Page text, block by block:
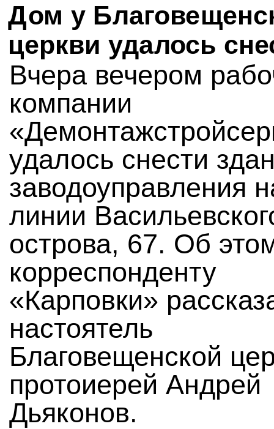
Дом у
церкви удалось
Вчера вечером
компании
удалось снести
заводоуправления
линии
острова, 67. Об
корреспонденту
«Карповки»
настоятель
Благовещенской
протоиерей Андрей
Дьяконов.